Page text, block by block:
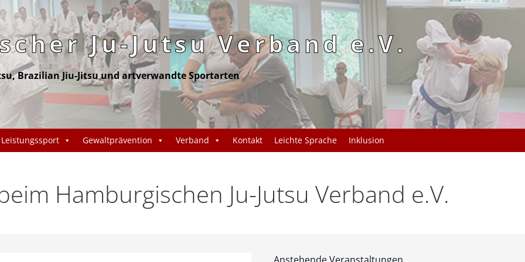
Ju-Jutsu Verband e.V.
Brazilian Jiu-Jitsu und artverwandte Sportarten
Leistungssport Gewaltprävention Verband Kontakt Leichte Sprache Inklusion
Hamburgischen Ju-Jutsu Verband e.V.